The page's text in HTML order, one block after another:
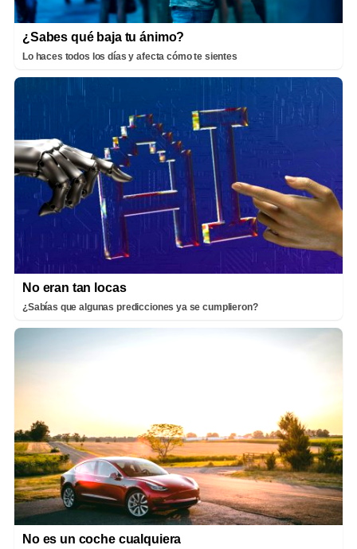
¿Sabes qué baja tu ánimo?
Lo haces todos los días y afecta cómo te sientes
No eran tan locas
¿Sabías que algunas predicciones ya se cumplieron?
No es un coche cualquiera